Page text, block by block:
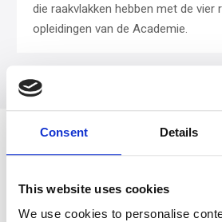
Consent Details
This website uses cookies
We use cookies to personalise
die raakvlakken hebben met de vier
opleidingen van de Academie.
Spiritualiteit en Zingeving | SKB –